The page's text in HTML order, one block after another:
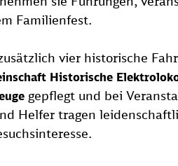
Familienfest.
vier historische
Historische
gepflegt und bei
Helfer tragen